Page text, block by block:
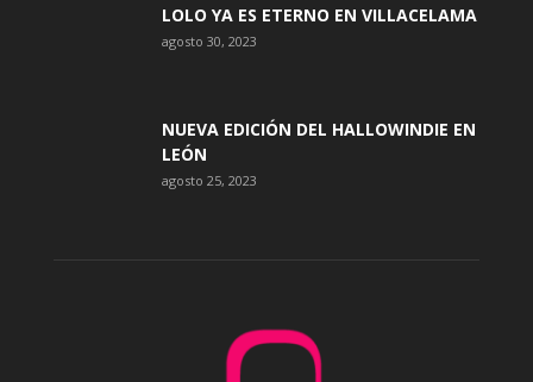
LOLO YA ES ETERNO EN VILLACELAMA
agosto 30, 2023
NUEVA EDICIÓN DEL HALLOWINDIE EN
LEÓN
agosto 25, 2023